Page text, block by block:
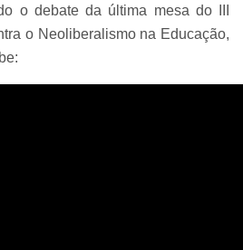
o debate da última mesa do III
o Neoliberalismo na Educação,